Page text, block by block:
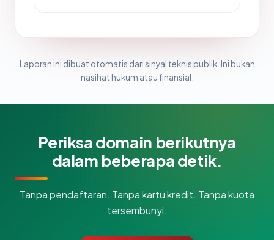
Laporan ini dibuat otomatis dari sinyal teknis publik. Ini bukan
nasihat hukum atau finansial.
Periksa domain berikutnya
dalam beberapa detik.
Tanpa pendaftaran. Tanpa kartu kredit. Tanpa kuota
tersembunyi.